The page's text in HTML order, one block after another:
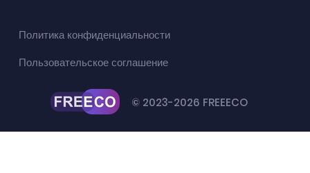
© 2023-2026 FREEECO
Политика конфиденциальности
Пользовательское соглашение